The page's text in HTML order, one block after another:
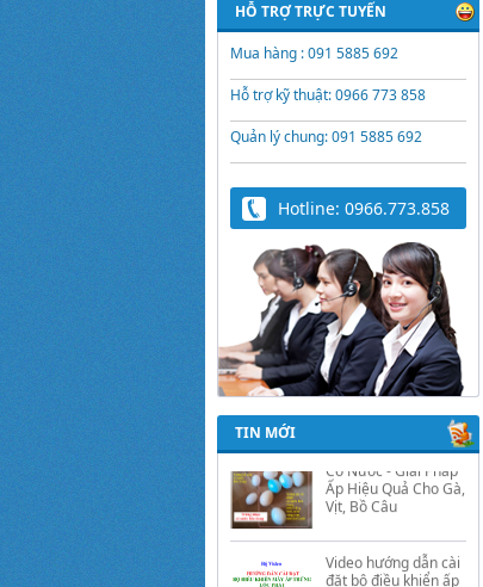
HỖ TRỢ TRỰC TUYẾN
Mua hàng : 091 5885 692
Hỗ trợ kỹ thuật: 0966 773 858
Quản lý chung: 091 5885 692
Hotline: 0966.773.858
TIN MỚI
Trứng Giả Lộc Phát
Có Nước - Giải Pháp
Ấp Hiệu Quả Cho Gà,
Video hướng dẫn cài
đặt bộ điều khiển ấp
trứng Lộc Phát
ĐK880, DK2200,
ĐKMACN, ĐK2200